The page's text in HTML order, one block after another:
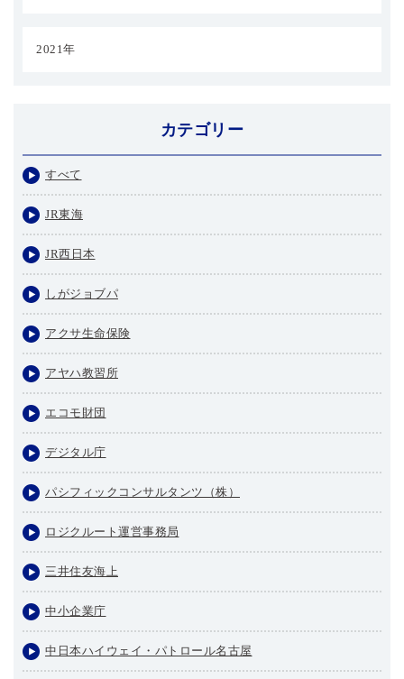
2021年
カテゴリー
すべて
JR東海
JR西日本
しがジョブパ
アクサ生命保険
アヤハ教習所
エコモ財団
デジタル庁
パシフィックコンサルタンツ（株）
ロジクルート運営事務局
三井住友海上
中小企業庁
中日本ハイウェイ・パトロール名古屋